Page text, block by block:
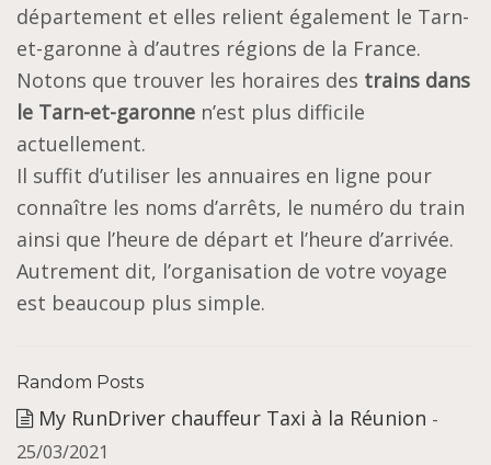
département et elles relient également le Tarn-
et-garonne à d’autres régions de la France.
Notons que trouver les horaires des trains dans
le Tarn-et-garonne n’est plus difficile
actuellement.
Il suffit d’utiliser les annuaires en ligne pour
connaître les noms d’arrêts, le numéro du train
ainsi que l’heure de départ et l’heure d’arrivée.
Autrement dit, l’organisation de votre voyage
est beaucoup plus simple.
Random Posts
My RunDriver chauffeur Taxi à la Réunion -
25/03/2021